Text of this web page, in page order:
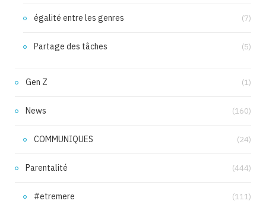
égalité entre les genres (7)
Partage des tâches (5)
Gen Z (1)
News (160)
COMMUNIQUES (24)
Parentalité (444)
#etremere (111)